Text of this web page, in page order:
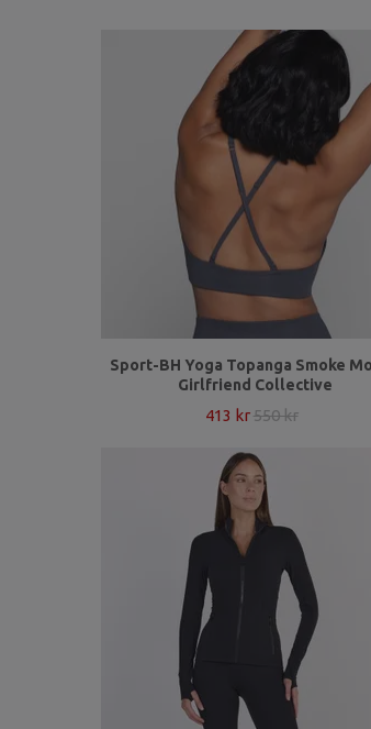
Sport-BH Yoga Topanga Smoke
Girlfriend Collective
413 kr 550 kr